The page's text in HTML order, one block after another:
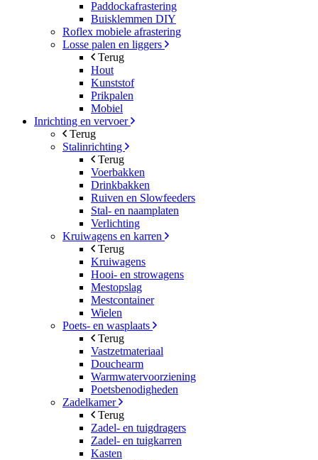
Paddockafrastering
Buisklemmen DIY
Roflex mobiele afrastering
Losse palen en liggers
Terug
Hout
Kunststof
Prikpalen
Mobiel
Inrichting en vervoer
Terug
Stalinrichting
Terug
Voerbakken
Drinkbakken
Ruiven en Slowfeeders
Stal- en naamplaten
Verlichting
Kruiwagens en karren
Terug
Kruiwagens
Hooi- en strowagens
Mestopslag
Mestcontainer
Wielen
Poets- en wasplaats
Terug
Vastzetmateriaal
Douchearm
Warmwatervoorziening
Poetsbenodigheden
Zadelkamer
Terug
Zadel- en tuigdragers
Zadel- en tuigkarren
Kasten